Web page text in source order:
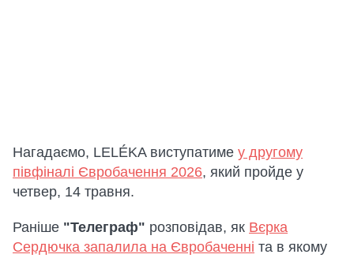
Нагадаємо, LELÉKA виступатиме у другому
півфіналі Євробачення 2026, який пройде у
четвер, 14 травня.
Раніше "Телеграф" розповідав, як Вєрка
Сердючка запалила на Євробаченні та в якому